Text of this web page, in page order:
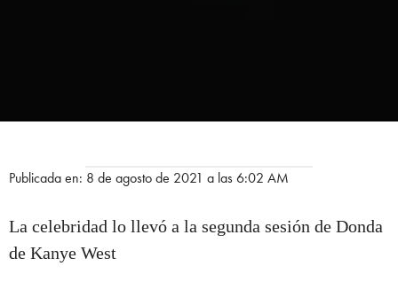
Publicada en: 8 de agosto de 2021 a las 6:02 AM
La celebridad lo llevó a la segunda sesión de Donda
de Kanye West